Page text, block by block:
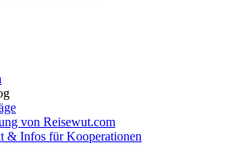
von Reisewut.com
& Infos für Kooperationen